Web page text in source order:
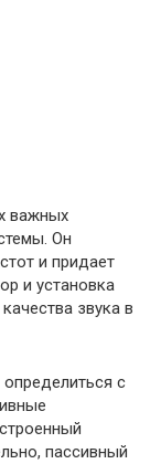
важных
Он
и придает
и установка
звука в
с
пассивный